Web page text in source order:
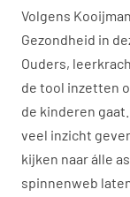
Volgens
Gezondheid in
Ouders,
de tool inzetten
de kinderen
veel inzicht
kijken naar álle
spinnenweb